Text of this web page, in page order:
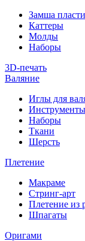
Замша
Каттеры
Молды
Наборы
3D-печать
Валяние
Иглы для
Инструменты
Наборы
Ткани
Шерсть
Плетение
Макраме
Стринг-арт
Плетение из
Шпагаты
Оригами